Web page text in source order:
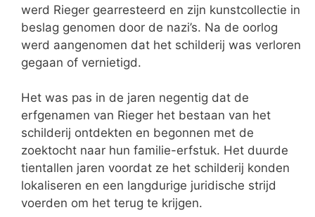
werd Rieger gearresteerd en zijn kunstcollectie in
beslag genomen door de nazi’s. Na de oorlog
werd aangenomen dat het schilderij was verloren
gegaan of vernietigd.
Het was pas in de jaren negentig dat de
erfgenamen van Rieger het bestaan van het
schilderij ontdekten en begonnen met de
zoektocht naar hun familie-erfstuk. Het duurde
tientallen jaren voordat ze het schilderij konden
lokaliseren en een langdurige juridische strijd
voerden om het terug te krijgen.